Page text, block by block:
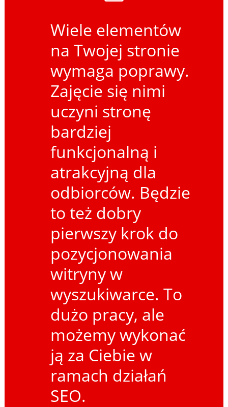
Wiele elementów
na Twojej stronie
wymaga poprawy.
Zajęcie się nimi
uczyni stronę
bardziej
funkcjonalną i
atrakcyjną dla
odbiorców. Będzie
to też dobry
pierwszy krok do
pozycjonowania
witryny w
wyszukiwarce. To
dużo pracy, ale
możemy wykonać
ją za Ciebie w
ramach działań
SEO.